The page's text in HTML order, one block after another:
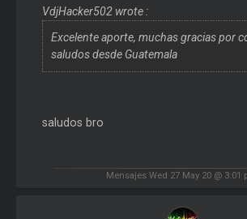
VdjHacker502 wrote :
Excelente aporte, muchas gracias por
saludos desde Guatemala
saludos bro
Mensajes Wed 27 May 20 @ 3:01